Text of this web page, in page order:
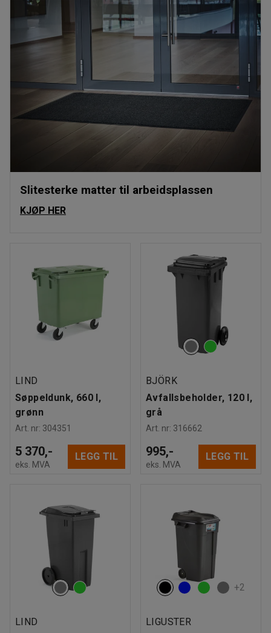
Slitesterke matter til arbeidsplassen
KJØP HER
LIND
Søppeldunk, 660 l,
grønn
Art. nr: 304351
5 370,-
eks. MVA
LEGG TIL
BJÖRK
Avfallsbeholder, 120 l,
grå
Art. nr: 316662
995,-
eks. MVA
LEGG TIL
LIND
+2
LIGUSTER